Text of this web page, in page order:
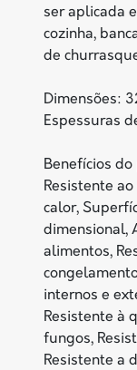
ser aplicada
cozinha,
de
Dimensões:
Espessuras
Benefícios
Resistente
calor,
dimensional,
alimentos,
internos e
Resistente à
fungos,
Resistente a